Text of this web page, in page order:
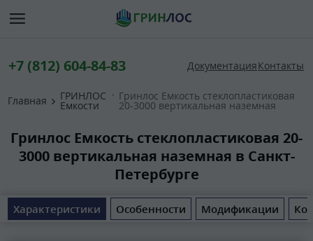
+7 (812) 604-84-83 ДокументацияКонтакты
Главная ГРИНЛОС
Емкости
Гринлос Емкость стеклопластиковая
20-3000 вертикальная наземная
Гринлос Емкость стеклопластиковая 20-
3000 вертикальная наземная в Санкт-
Петербурге
Характеристики Особенности Модификации